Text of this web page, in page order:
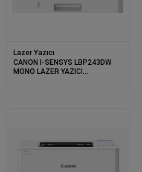
Lazer Yazıcı
CANON I-SENSYS LBP243DW
MONO LAZER YAZICI